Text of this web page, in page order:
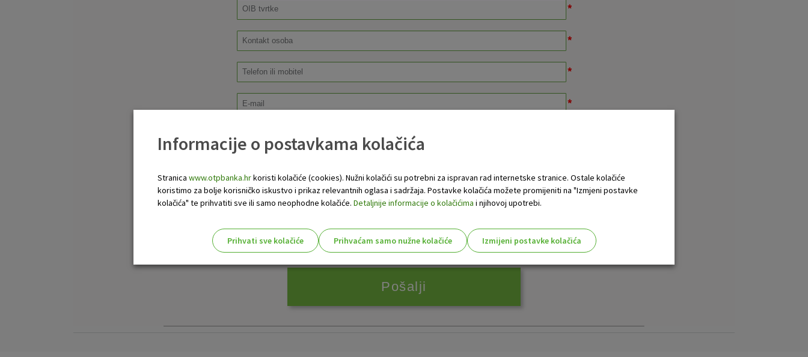
Informacije o postavkama kolačića
Stranica www.otpbanka.hrkoristi kolačiće (cookies). Nužni kolačići su potrebni za ispravan rad internetske stranice. Ostale kolačiće
koristimo za bolje korisničko iskustvo i prikaz relevantnih oglasa i sadržaja. Postavke kolačića možete promijeniti na "Izmjeni postavke
kolačića" te prihvatiti sve ili samo neophodne kolačiće. Detaljnije informacije o kolačićima i njihovoj upotrebi.
Prihvati sve kolačiće Prihvaćam samo nužne kolačiće
Izmijeni postavke kolačića
Nužni
Nužni (tehnički) kolačići - uvijek aktivni